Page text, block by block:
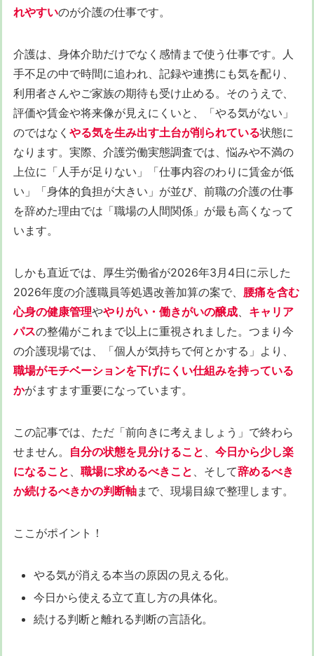
れやすいのが介護の仕事です。
介護は、身体介助だけでなく感情まで使う仕事です。人
手不足の中で時間に追われ、記録や連携にも気を配り、
利用者さんやご家族の期待も受け止める。そのうえで、
評価や賃金や将来像が見えにくいと、「やる気がない」
のではなく やる気を生み出す土台が削られている状態に
なります。実際、介護労働実態調査では、悩みや不満の
上位に「人手が足りない」「仕事内容のわりに賃金が低
い」「身体的負担が大きい」が並び、前職の介護の仕事
を辞めた理由では「職場の人間関係」が最も高くなって
います。
しかも直近では、厚生労働省が2026年3月4日に示した
2026年度の介護職員等処遇改善加算の案で、 腰痛を含む
心身の健康管理ややりがい・働きがいの醸成、 キャリア
パスの整備がこれまで以上に重視されました。つまり今
の介護現場では、「個人が気持ちで何とかする」より、
職場がモチベーションを下げにくい仕組みを持っている
かがますます重要になっています。
この記事では、ただ「前向きに考えましょう」で終わら
せません。 自分の状態を見分けること 、 今日から少し楽
になること 、 職場に求めるべきこと 、そして辞めるべき
か続けるべきかの判断軸まで、現場目線で整理します。
ここがポイント！
やる気が消える本当の原因の見える化。
今日から使える立て直し方の具体化。
続ける判断と離れる判断の言語化。